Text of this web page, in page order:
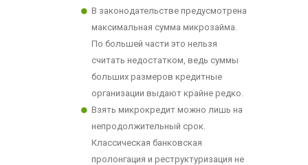
В законодательстве предусмотрена
максимальная сумма микрозайма.
По большей части это нельзя
считать недостатком, ведь суммы
больших размеров кредитные
организации выдают крайне редко.
Взять микрокредит можно лишь на
непродолжительный срок.
Классическая банковская
пролонгация и реструктуризация не